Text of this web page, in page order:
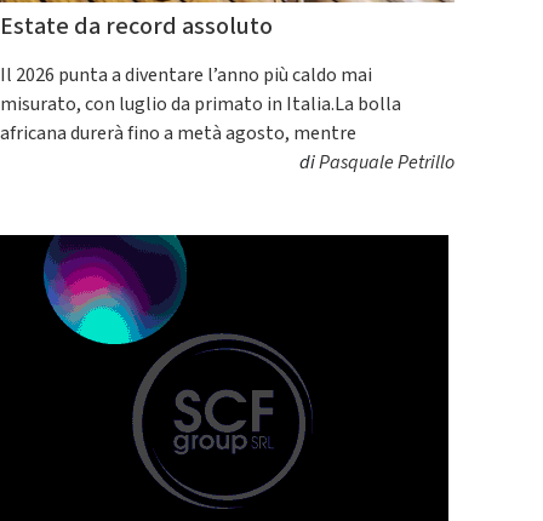
Estate da record assoluto
Il 2026 punta a diventare l’anno più caldo mai
misurato, con luglio da primato in Italia.La bolla
africana durerà fino a metà agosto, mentre
diPasquale Petrillo